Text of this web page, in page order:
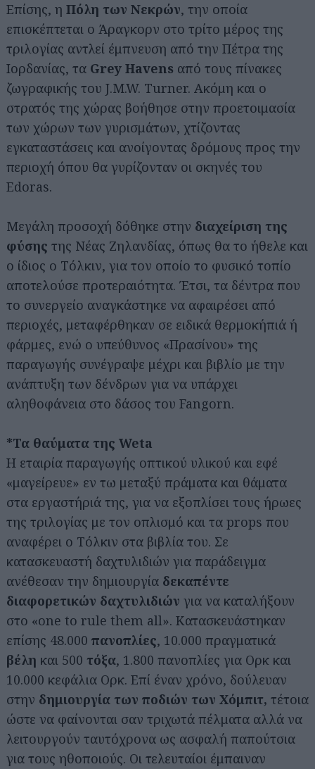
Επίσης, η Πόλη των Νεκρών, την οποία
επισκέπτεται ο Άραγκορν στο τρίτο μέρος της
τριλογίας αντλεί έμπνευση από την Πέτρα της
Ιορδανίας, τα Grey Havens από τους πίνακες
ζωγραφικής του J.M.W. Turner. Ακόμη και ο
στρατός της χώρας βοήθησε στην προετοιμασία
των χώρων των γυρισμάτων, χτίζοντας
εγκαταστάσεις και ανοίγοντας δρόμους προς την
περιοχή όπου θα γυρίζονταν οι σκηνές του
Edoras.
Μεγάλη προσοχή δόθηκε στην διαχείριση της
φύσης της Νέας Ζηλανδίας, όπως θα το ήθελε και
ο ίδιος ο Τόλκιν, για τον οποίο το φυσικό τοπίο
αποτελούσε προτεραιότητα. Έτσι, τα δέντρα που
το συνεργείο αναγκάστηκε να αφαιρέσει από
περιοχές, μεταφέρθηκαν σε ειδικά θερμοκήπιά ή
φάρμες, ενώ ο υπεύθυνος «Πρασίνου» της
παραγωγής συνέγραψε μέχρι και βιβλίο με την
ανάπτυξη των δένδρων για να υπάρχει
αληθοφάνεια στο δάσος του Fangorn.
*Τα θαύματα της Weta
Η εταιρία παραγωγής οπτικού υλικού και εφέ
«μαγείρευε» εν τω μεταξύ πράματα και θάματα
στα εργαστήριά της, για να εξοπλίσει τους ήρωες
της τριλογίας με τον οπλισμό και τα props που
αναφέρει ο Τόλκιν στα βιβλία του. Σε
κατασκευαστή δαχτυλιδιών για παράδειγμα
ανέθεσαν την δημιουργία δεκαπέντε
διαφορετικών δαχτυλιδιών για να καταλήξουν
στο «one to rule them all». Κατασκευάστηκαν
επίσης 48.000 πανοπλίες, 10.000 πραγματικά
βέλη και 500 τόξα, 1.800 πανοπλίες για Ορκ και
10.000 κεφάλια Ορκ. Επί έναν χρόνο, δούλευαν
στην δημιουργία των ποδιών των Χόμπιτ, τέτοια
ώστε να φαίνονται σαν τριχωτά πέλματα αλλά να
λειτουργούν ταυτόχρονα ως ασφαλή παπούτσια
για τους ηθοποιούς. Οι τελευταίοι έμπαιναν